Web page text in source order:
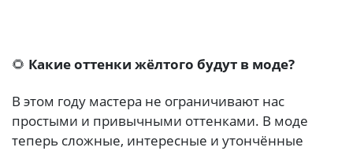
🌻 Какие оттенки жёлтого будут в моде?
В этом году мастера не ограничивают нас
простыми и привычными оттенками. В моде
теперь сложные, интересные и утончённые